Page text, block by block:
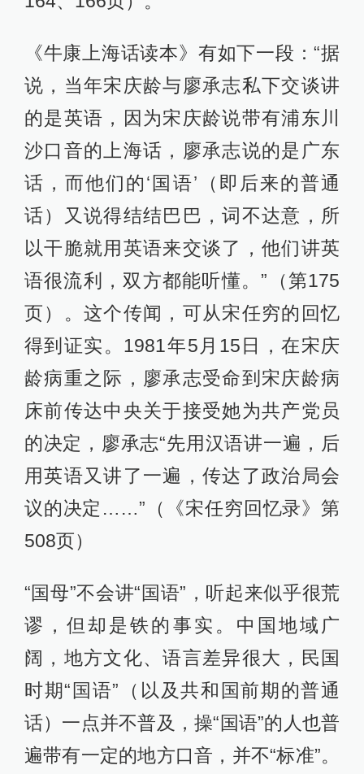
《牛康上海话读本》有如下一段：“据
说，当年宋庆龄与廖承志私下交谈讲
的是英语，因为宋庆龄说带有浦东川
沙口音的上海话，廖承志说的是广东
话，而他们的‘国语’（即后来的普通
话）又说得结结巴巴，词不达意，所
以干脆就用英语来交谈了，他们讲英
语很流利，双方都能听懂。”（第175
页）。这个传闻，可从宋任穷的回忆
得到证实。1981年5月15日，在宋庆
龄病重之际，廖承志受命到宋庆龄病
床前传达中央关于接受她为共产党员
的决定，廖承志“先用汉语讲一遍，后
用英语又讲了一遍，传达了政治局会
议的决定……”（《宋任穷回忆录》第
508页）
“国母”不会讲“国语”，听起来似乎很荒
谬，但却是铁的事实。中国地域广
阔，地方文化、语言差异很大，民国
时期“国语”（以及共和国前期的普通
话）一点并不普及，操“国语”的人也普
遍带有一定的地方口音，并不“标准”。